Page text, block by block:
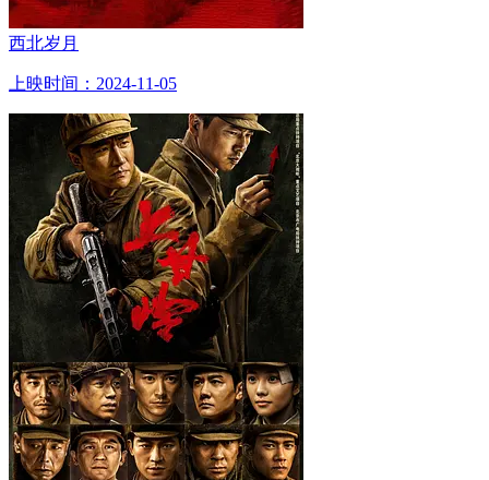
西北岁月
上映时间：2024-11-05